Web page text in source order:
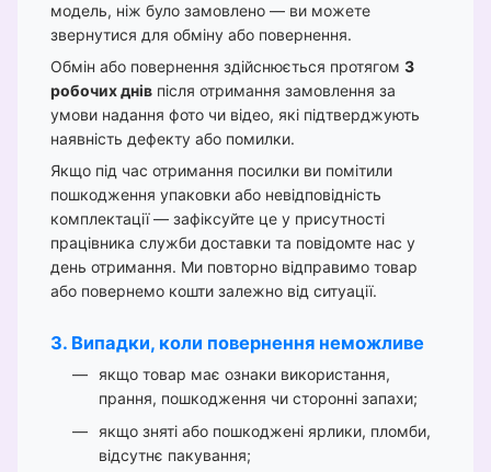
модель, ніж було замовлено — ви можете
звернутися для обміну або повернення.
Обмін або повернення здійснюється протягом 3
робочих днів після отримання замовлення за
умови надання фото чи відео, які підтверджують
наявність дефекту або помилки.
Якщо під час отримання посилки ви помітили
пошкодження упаковки або невідповідність
комплектації — зафіксуйте це у присутності
працівника служби доставки та повідомте нас у
день отримання. Ми повторно відправимо товар
або повернемо кошти залежно від ситуації.
3. Випадки, коли повернення неможливе
якщо товар має ознаки використання,
прання, пошкодження чи сторонні запахи;
якщо зняті або пошкоджені ярлики, пломби,
відсутнє пакування;